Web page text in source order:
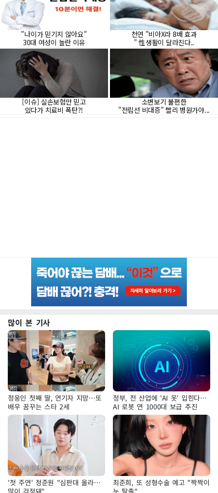
많이 본 기사
정웅인 첫째 딸, 연기자 지망…또
배우 꿈꾸는 스타 2세
정부, 전 산업에 'AI 옷' 입힌다…
AI 로봇 연 1000대 보급 추진
'첫 주연' 정준원 "심판대 올라…
최준희, 또 성형수술 예고 "짝짝이